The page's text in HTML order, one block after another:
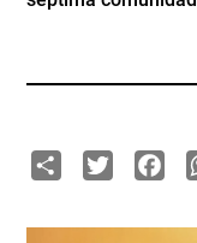
Share